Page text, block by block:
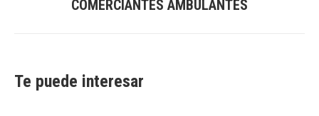
post:
COMERCIANTES AMBULANTES
Te puede interesar